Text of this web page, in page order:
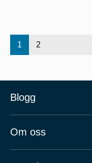
1 2
Blogg
Om oss